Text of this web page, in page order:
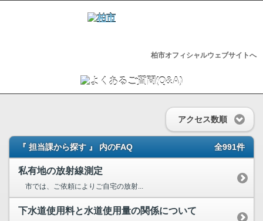
柏市オフィシャルウェブサイトへ
アクセス数順
『 担当課から探す 』 内のFAQ 全991件
私有地の放射線測定
市では、ご依頼によりご自宅の放射...
下水道使用料と水道使用量の関係について